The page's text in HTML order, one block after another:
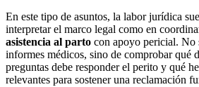
En este tipo de asuntos, la labor jurídica
interpretar el marco legal como en
asistencia al parto con apoyo pericial. No
informes médicos, sino de comprobar qué
preguntas debe responder el perito y qué
relevantes para sostener una reclamación